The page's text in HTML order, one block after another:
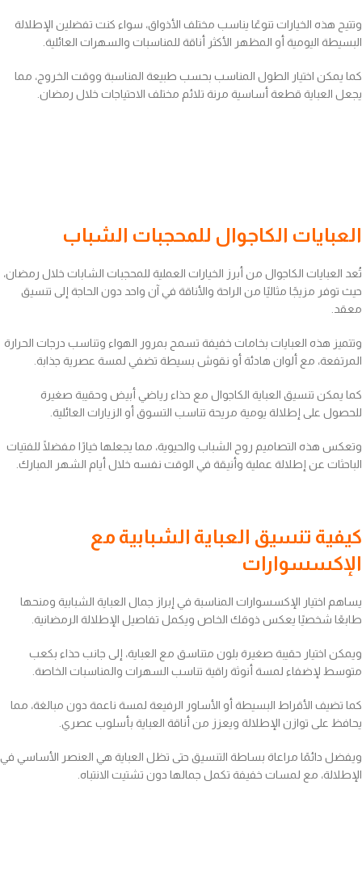
وتتيح هذه الخيارات تنوعًا يناسب مختلف الأذواق، سواء كنت تفضلين الإطلالة
البسيطة اليومية أو المظهر الأكثر أناقة للمناسبات والسهرات العائلية.
كما يمكن اختيار الطول المناسب بحسب طبيعة المناسبة ووقت الخروج، مما
يجعل العباية قطعة أساسية مرنة تلائم مختلف الاحتياجات خلال رمضان.
العبايات الكاجوال للمحجبات الشباب
تُعد العبايات الكاجوال من أبرز الخيارات العملية للمحجبات الشابات خلال رمضان،
حيث توفر مزيجًا مثاليًا من الراحة والأناقة في آن واحد دون الحاجة إلى تنسيق
معقد.
وتتميز هذه العبايات بخامات خفيفة تسمح بمرور الهواء وتناسب درجات الحرارة
المرتفعة، مع ألوان هادئة أو نقوش بسيطة تضفي لمسة عصرية جذابة.
كما يمكن تنسيق العباية الكاجوال مع حذاء رياضي أبيض وحقيبة صغيرة
للحصول على إطلالة يومية مريحة تناسب التسوق أو الزيارات العائلية.
وتعكس هذه التصاميم روح الشباب والحيوية، مما يجعلها خيارًا مفضلًا للفتيات
الباحثات عن إطلالة عملية وأنيقة في الوقت نفسه خلال أيام الشهر المبارك.
كيفية تنسيق العباية الشبابية مع
الإكسسوارات
يساهم اختيار الإكسسوارات المناسبة في إبراز جمال العباية الشبابية ومنحها
طابعًا شخصيًا يعكس ذوقك الخاص ويكمل تفاصيل الإطلالة الرمضانية.
ويمكن اختيار حقيبة صغيرة بلون متناسق مع العباية، إلى جانب حذاء بكعب
متوسط لإضفاء لمسة أنوثة راقية تناسب السهرات والمناسبات الخاصة.
كما تضيف الأقراط البسيطة أو الأساور الرفيعة لمسة ناعمة دون مبالغة، مما
يحافظ على توازن الإطلالة ويعزز من أناقة العباية بأسلوب عصري.
ويفضل دائمًا مراعاة بساطة التنسيق حتى تظل العباية هي العنصر الأساسي في
الإطلالة، مع لمسات خفيفة تكمل جمالها دون تشتيت الانتباه.